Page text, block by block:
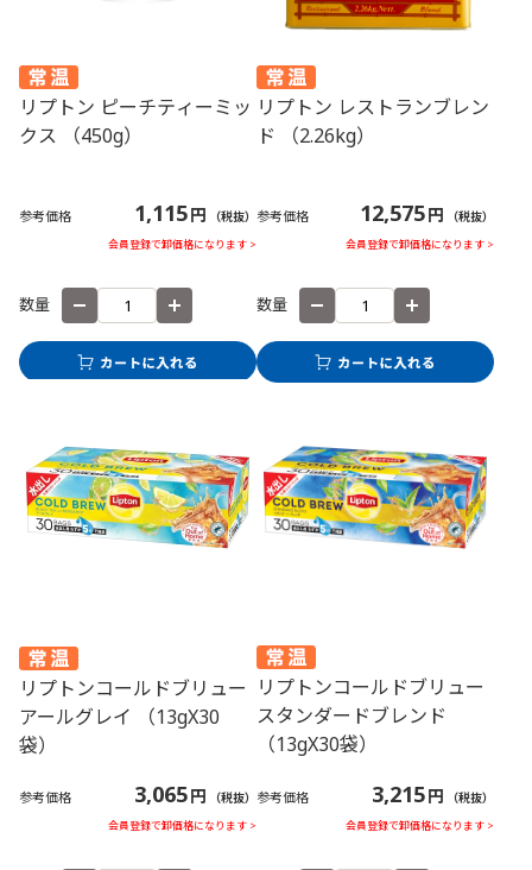
リプトン ピーチティーミッ
クス （450g）
参考価格 1,115円 （税抜）
会員登録で卸価格になります >
数量
リプトン レストランブレン
ド （2.26kg）
参考価格 12,575円 （税抜）
会員登録で卸価格になります >
数量
リプトンコールドブリュー
アールグレイ （13gX30
袋）
参考価格 3,065円 （税抜）
会員登録で卸価格になります >
リプトンコールドブリュー
スタンダードブレンド
（13gX30袋）
参考価格 3,215円 （税抜）
会員登録で卸価格になります >